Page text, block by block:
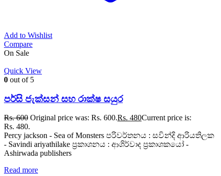
Add to Wishlist
Compare
On Sale
Quick View
0 out of 5
පර්සි ජැක්සන් සහ රාක්ෂ සයුර
Rs.600 Original price was: Rs. 600.Rs. 480Current price is:
Rs. 480.
Percy jackson - Sea of Monsters පරිවර්තනය : සවින්දි ආරියතිලක
- Savindi ariyathilake ප්‍රකාශනය : ආශිර්වාද ප්‍රකාශකයෝ -
Ashirwada publishers
Read more